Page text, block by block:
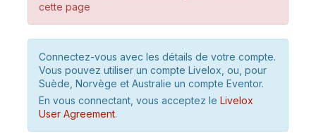
cette page
Connectez-vous avec les détails de votre compte.
Vous pouvez utiliser un compte Livelox, ou, pour
Suède, Norvège et Australie un compte Eventor.
En vous connectant, vous acceptez le Livelox
User Agreement.